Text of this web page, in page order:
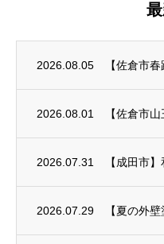
2026.08.05
2026.08.01
2026.07.31
2026.07.29